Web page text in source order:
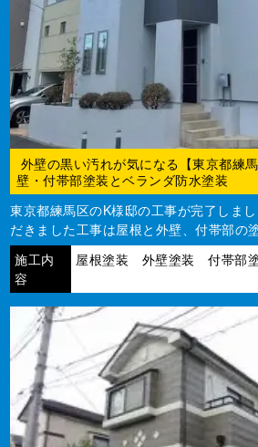
外壁の黒い汚れが気になる【東京都練
壁・付帯部塗装とベランダ防水塗装
東京都練馬区のK様邸の工事が完了しま
だきました工事は屋根と外壁、付帯部の
施工内
容
屋根塗装 外壁塗装 付帯部